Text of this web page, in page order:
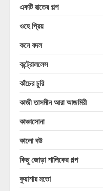
একটি রাতের গল্প
ওহে প্রিয়
কনে বদল
কন্ট্রোললেস
কাঁচের চুরি
কাজী তাসমীন আরা আজমিরী
কাঞ্চাসোনা
কালো বউ
কিছু জোড়া শালিকের গল্প
কুয়াশার মতো